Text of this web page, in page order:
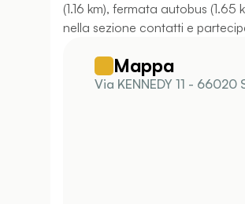
(1.16 km), fermata autobus
nella sezione contatti e
Mappa
Via KENNEDY 11 -